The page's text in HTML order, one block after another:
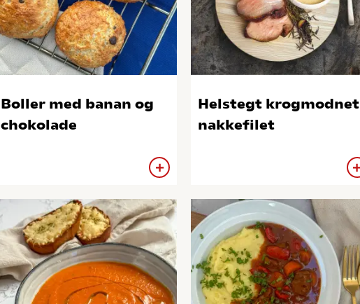
Boller med banan og
chokolade
Helstegt krogmodnet
nakkefilet